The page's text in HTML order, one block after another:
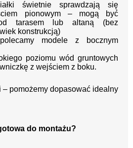
świetnie sprawdzają się
pionowym – mogą być
tarasem lub altaną (bez
konstrukcją)
modele z bocznym
poziomu wód gruntowych
z wejściem z boku.
– pomożemy dopasować idealny
do montażu?